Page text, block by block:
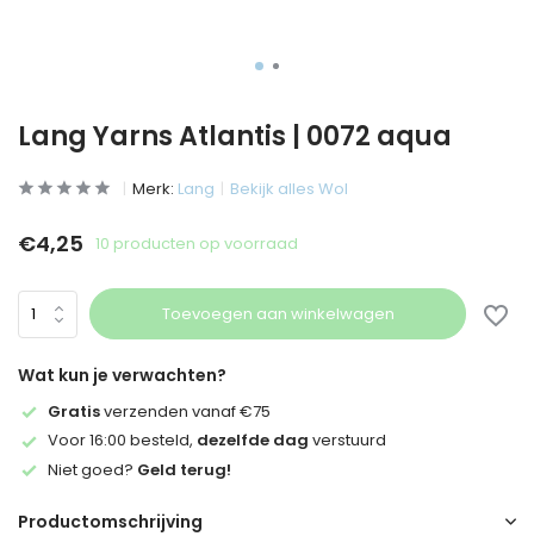
Lang Yarns Atlantis | 0072 aqua
Merk: Lang Bekijk alles Wol
€4,25 10 producten op voorraad
Toevoegen aan winkelwagen
Wat kun je verwachten?
Gratisverzenden vanaf €75
Voor 16:00 besteld, dezelfde dag verstuurd
Niet goed? Geld terug!
Productomschrijving